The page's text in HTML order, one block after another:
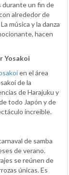
durante un fin de
alrededor de
música y la danza
hacen
Yosakoi
en el área
de la
de Harajuku y
todo Japón y de
increíble.
de samba
de verano.
se reúnen de
únicas. Es